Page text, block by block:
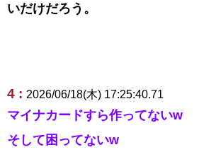
いだけだろう。
4 : 2026/06/18(木) 17:25:40.71
マイナカードすら作ってないw
そして困ってないw